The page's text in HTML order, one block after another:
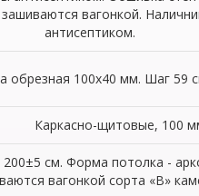
вагонкой.
антисептиком.
обрезная 100х40 мм. Шаг 59
Каркасно-щитовые, 100
см. Форма потолка -
вагонкой сорта «В»